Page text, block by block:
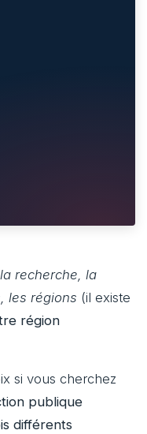
recherche, la
les régions (il existe
région
si vous cherchez
publique
différents